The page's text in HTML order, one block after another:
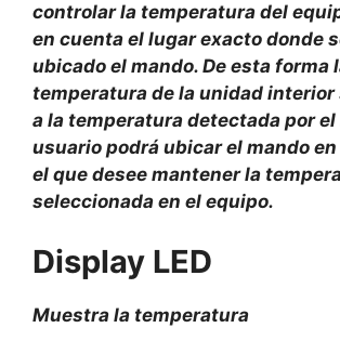
controlar la temperatura del
en cuenta el lugar exacto donde
ubicado el mando. De esta forma
temperatura de la unidad interior
a la temperatura detectada por el
usuario podrá ubicar el mando
el que desee mantener la
seleccionada en el equipo.
Display LED
Muestra la temperatura